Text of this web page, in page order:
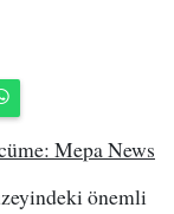
Mepa News
önemli